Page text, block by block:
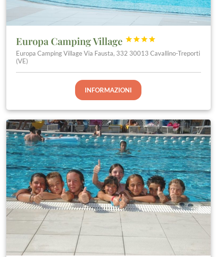
Europa Camping Village 



Europa Camping Village Via Fausta, 332 30013 Cavallino-Treporti
(VE)
INFORMAZIONI